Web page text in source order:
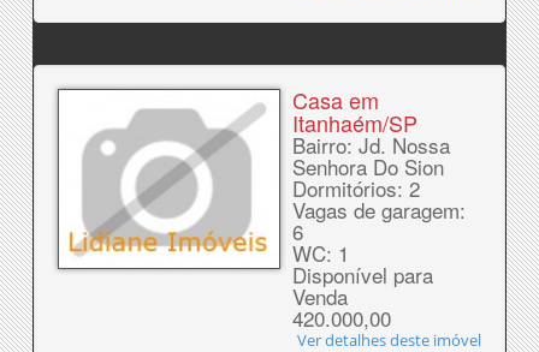
Casa em
Itanhaém/SP
Bairro: Jd. Nossa
Senhora Do Sion
Dormitórios: 2
Vagas de garagem:
6
WC: 1
Disponível para
Venda
420.000,00
Ver detalhes deste imóvel